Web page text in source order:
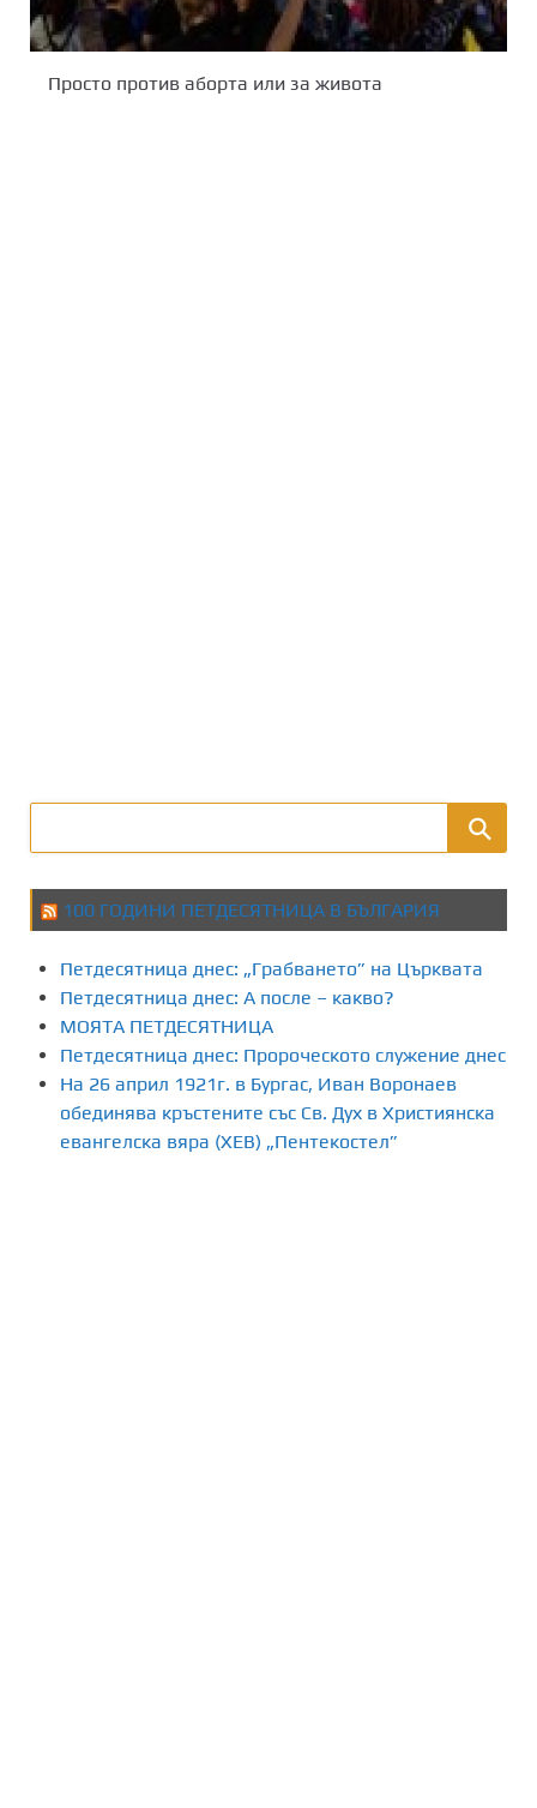
Просто против аборта или за живота
100 ГОДИНИ ПЕТДЕСЯТНИЦА В БЪЛГАРИЯ
Петдесятница днес: „Грабването” на Църквата
Петдесятница днес: А после – какво?
МОЯТА ПЕТДЕСЯТНИЦА
Петдесятница днес: Пророческото служение днес
На 26 април 1921г. в Бургас, Иван Воронаев
обединява кръстените със Св. Дух в Християнска
евангелска вяра (ХЕВ) „Пентекостел”